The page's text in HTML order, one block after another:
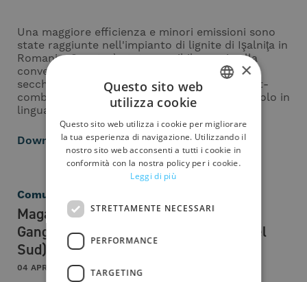
Una maggiore efficienza e minori emissioni sono
state raggiunte nell'impianto di lignite di Işalniţa in
Romania. Questo è stato possibile grazie alla
conversione delle ceneri pesanti da umide a
secche e all'introduzione del processo di post-
combustione per i residui incombusti. (Articolo in
lingua inglese)
Download
Comunicati
Magaldi: una nuova commessa da
Gangeung Anin Power Plant (Corea del
Sud)
04 APRILE 2019
ENGLISH
SPANISH
×
Questo sito web
utilizza cookie
Questo sito web utilizza i cookie per migliorare
la tua esperienza di navigazione. Utilizzando il
nostro sito web acconsenti a tutti i cookie in
conformità con la nostra policy per i cookie.
Leggi di più
STRETTAMENTE NECESSARI
PERFORMANCE
TARGETING